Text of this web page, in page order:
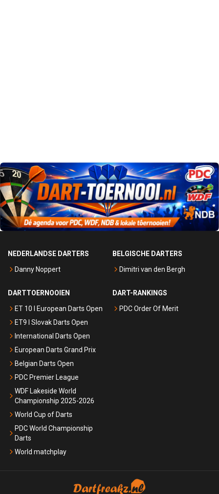
NEDERLANDSE DARTERS
Danny Noppert
BELGISCHE DARTERS
Dimitri van den Bergh
DARTTOERNOOIEN
ET 10 I European Darts Open
ET9 I Slovak Darts Open
International Darts Open
European Darts Grand Prix
Belgian Darts Open
PDC Premier League
WDF Lakeside World
Championship 2025-2026
World Cup of Darts
PDC World Championship
Darts
World matchplay
DART-RANKINGS
PDC Order Of Merit